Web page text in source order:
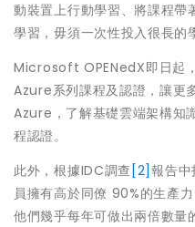
動裝置上行動學習、將課程帶
學習，毋須一次性投入很長的
Microsoft OPENedX即日起
Azure系列課程及認證，讓
Azure，了解基礎雲端架構知
程認證。
此外，根據IDC調查 [2]報告
員擁有高於同僚 90%的生產
他們幾乎每年可做出兩倍數量